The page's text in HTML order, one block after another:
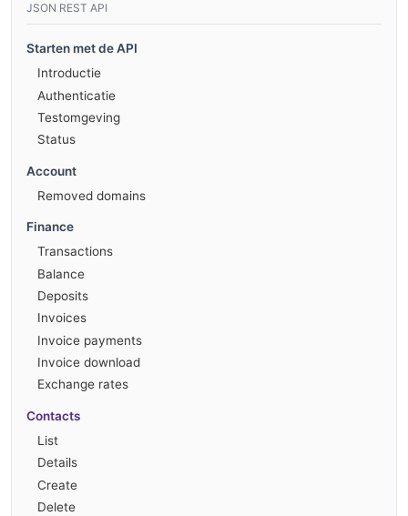
JSON REST API
Starten met de API
Introductie
Authenticatie
Testomgeving
Status
Account
Removed domains
Finance
Transactions
Balance
Deposits
Invoices
Invoice payments
Invoice download
Exchange rates
Contacts
List
Details
Create
Delete